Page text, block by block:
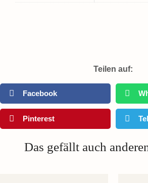
Teilen auf:
Facebook
Pinterest
Das gefällt auch